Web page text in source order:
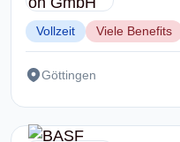
Vollzeit Viele Benefits
Göttingen